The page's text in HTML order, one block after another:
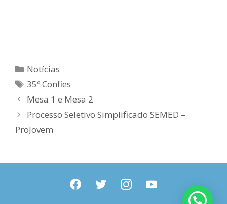
Categorias
Notícias
Tags
35º Confies
Mesa 1 e Mesa 2
Processo Seletivo Simplificado SEMED –
ProJovem
facebooktwitter instagramyoutube